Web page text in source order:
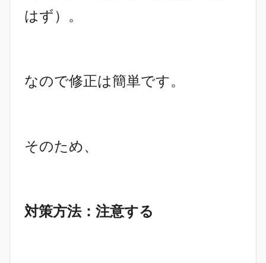
はず）。
なので修正は簡単です。
そのため、
対策方法：注意する